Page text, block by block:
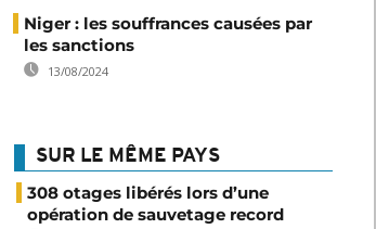
Niger : les souffrances causées par
les sanctions
13/08/2024
SUR LE MÊME PAYS
308 otages libérés lors d’une
opération de sauvetage record